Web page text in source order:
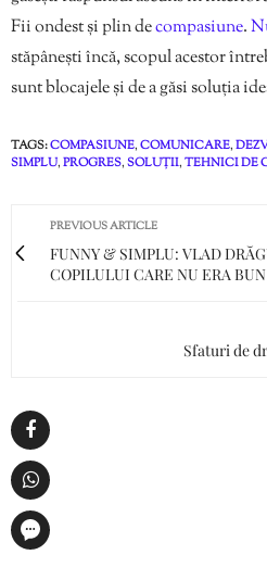
Fii ondest și plin decompasiune.
stăpânești încă, scopul acestor
sunt blocajele și de a găsi soluția
TAGS:COMPASIUNE,COMUNICARE,
SIMPLU,PROGRES,SOLUȚII,TEHNICI DE
PREVIOUS ARTICLE
FUNNY & SIMPLU: VLAD
COPILULUI CARE NU ERA
Sfaturi de